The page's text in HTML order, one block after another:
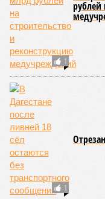
1
рублей
1